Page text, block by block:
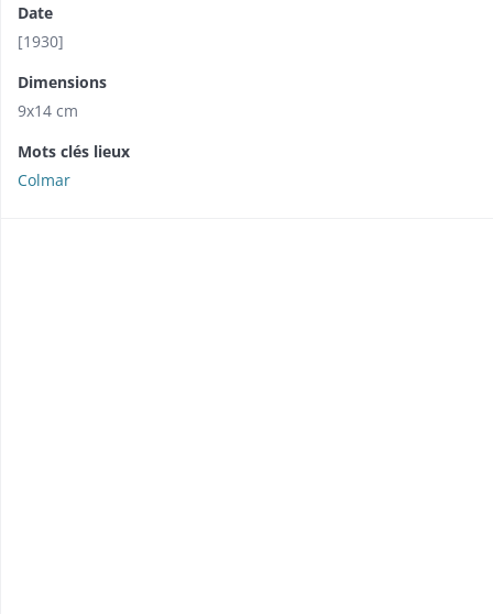
Date
[1930]
Dimensions
9x14 cm
Mots clés lieux
Colmar